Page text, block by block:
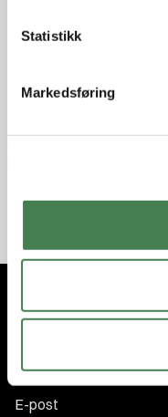
Statistikk
Markedsføring
Abonner på
Få nyhetene og
tips og eksklusive
E-post